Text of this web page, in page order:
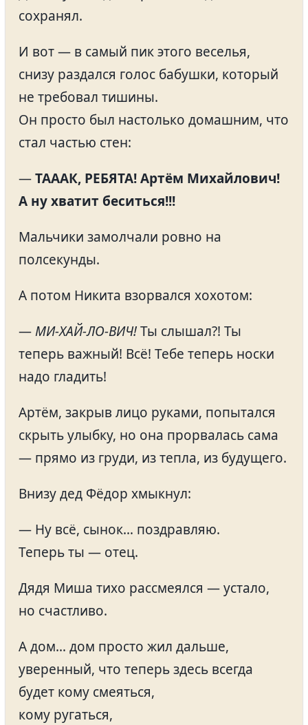
сохранял.
И вот — в самый пик этого веселья,
снизу раздался голос бабушки, который
не требовал тишины.
Он просто был настолько домашним, что
стал частью стен:
—ТАААК, РЕБЯТА! Артём Михайлович!
А ну хватит беситься!!!
Мальчики замолчали ровно на
полсекунды.
А потом Никита взорвался хохотом:
—МИ-ХАЙ-ЛО-ВИЧ!Ты слышал?! Ты
теперь важный! Всё! Тебе теперь носки
надо гладить!
Артём, закрыв лицо руками, попытался
скрыть улыбку, но она прорвалась сама
— прямо из груди, из тепла, из будущего.
Внизу дед Фёдор хмыкнул:
— Ну всё, сынок… поздравляю.
Теперь ты — отец.
Дядя Миша тихо рассмеялся — устало,
но счастливо.
А дом… дом просто жил дальше,
уверенный, что теперь здесь всегда
будет кому смеяться,
кому ругаться,